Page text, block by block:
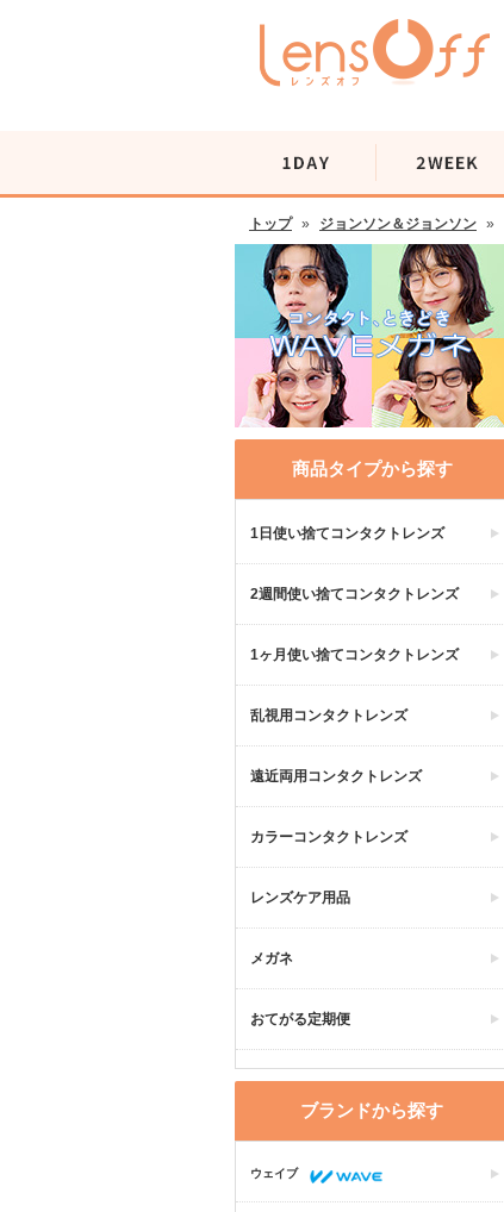
トップ » ジョンソン＆ジョンソン »
商品タイプから探す
1日使い捨てコンタクトレンズ
2週間使い捨てコンタクトレンズ
1ヶ月使い捨てコンタクトレンズ
乱視用コンタクトレンズ
遠近両用コンタクトレンズ
カラーコンタクトレンズ
レンズケア用品
メガネ
おてがる定期便
ブランドから探す
ウェイブ